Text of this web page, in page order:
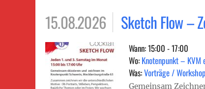
15.08.2026 Sketch Flow –
Wann: 15:00 - 17:00
Wo: Knotenpunkt – KVM
Was:Vorträge / Workshop
Gemeinsam